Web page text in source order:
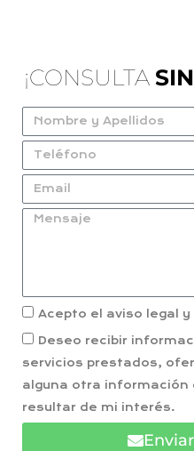
¡CONSULTA
Acepto el aviso legal y
Deseo recibir
servicios prestados,
alguna otra información
resultar de mi interés.